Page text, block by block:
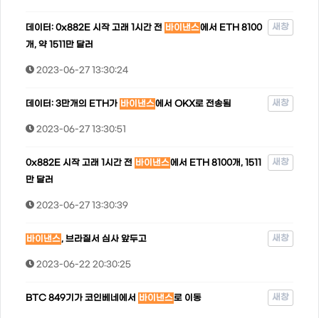
데이터: 0x882E 시작 고래 1시간 전 바이낸스에서 ETH 8100
개, 약 1511만 달러
새창
2023-06-27 13:30:24
데이터: 3만개의 ETH가 바이낸스에서 OKX로 전송됨 새창
2023-06-27 13:30:51
0x882E 시작 고래 1시간 전 바이낸스에서 ETH 8100개, 1511
만 달러
새창
2023-06-27 13:30:39
바이낸스, 브라질서 심사 앞두고 새창
2023-06-22 20:30:25
BTC 849기가 코인베네에서 바이낸스로 이동 새창